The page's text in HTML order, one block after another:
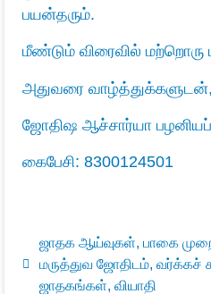
பயன்தரும்.
மீண்டும் விரைவில் மற்றொரு
அதுவரை வாழ்த்துக்களுடன்,
ஜோதிஷ ஆச்சார்யா
கைபேசி: 8300124501
ஜாதக ஆய்வுகள், பாகை
மருத்துவ ஜோதிடம், வர்க்கச்
ஜாதகங்கள், வியாதி